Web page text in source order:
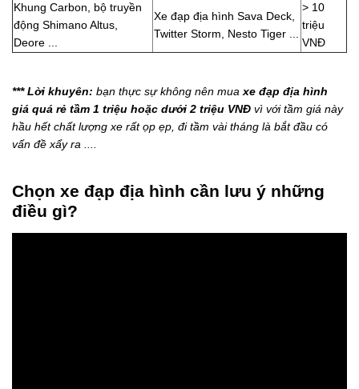
Khung Carbon, bộ truyền
động Shimano Altus,
Deore ...
Xe đạp địa hình Sava Deck,
Twitter Storm, Nesto Tiger ...
> 10
triệu
VNĐ
*** Lời khuyên: bạn thực sự không nên muaxe đạp địa hình
giá quá rẻ tầm 1 triệu hoặc dưới 2 triệu VNĐ vì với tầm giá này
hầu hết chất lượng xe rất ọp ẹp, đi tầm vài tháng là bắt đầu có
vấn đề xẩy ra ....
Chọn xe đạp địa hình cần lưu ý những
điều gì?